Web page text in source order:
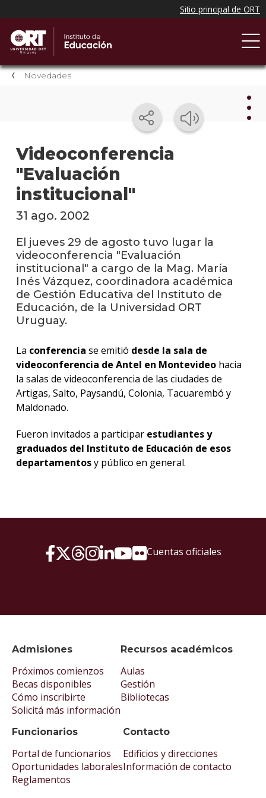
Novedades
Videoconferencia
"Evaluación
institucional"
31 ago. 2002
El jueves 29 de agosto tuvo lugar la
videoconferencia "Evaluación
institucional" a cargo de la Mag. María
Inés Vázquez, coordinadora académica
de Gestión Educativa del Instituto de
Educación, de la Universidad ORT
Uruguay.
La conferencia se emitió desde la sala de
videoconferencia de Antel en Montevideohacia
la salas de videoconferencia de las ciudades de
Artigas, Salto, Paysandú, Colonia, Tacuarembó y
Maldonado.
Fueron invitados a participar estudiantes y
graduados del Instituto de Educación de esos
departamentosy público en general.
Admisiones
Próximos comienzos
Becas disponibles
Cómo inscribirte
Solicitá más información
Recursos académicos
Aulas
Gestión
Bibliotecas
Funcionarios
Portal de funcionarios
Oportunidades laborales
Reglamentos
Contacto
Edificios y direcciones
Información de contacto
Cuentas oficiales